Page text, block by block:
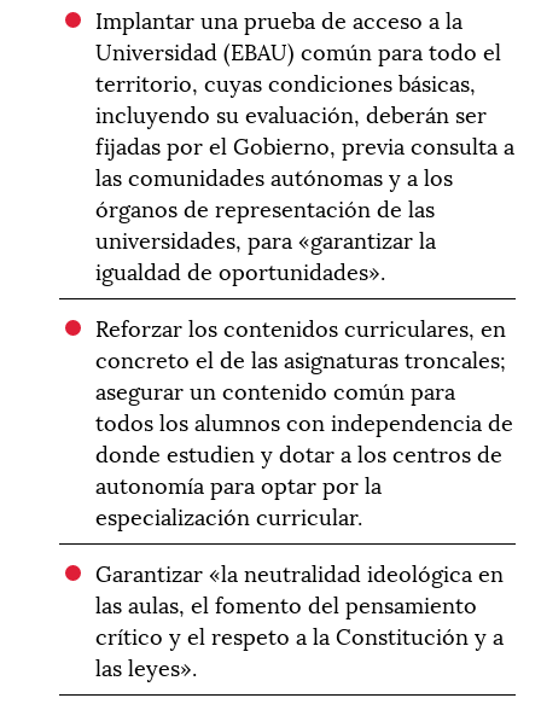
Implantar una prueba de acceso a la
Universidad (EBAU) común para todo el
territorio, cuyas condiciones básicas,
incluyendo su evaluación, deberán ser
fijadas por el Gobierno, previa consulta a
las comunidades autónomas y a los
órganos de representación de las
universidades, para «garantizar la
igualdad de oportunidades».
Reforzar los contenidos curriculares, en
concreto el de las asignaturas troncales;
asegurar un contenido común para
todos los alumnos con independencia de
donde estudien y dotar a los centros de
autonomía para optar por la
especialización curricular.
Garantizar «la neutralidad ideológica en
las aulas, el fomento del pensamiento
crítico y el respeto a la Constitución y a
las leyes».